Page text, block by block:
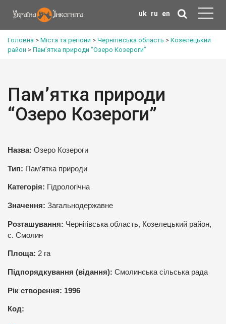
uk ru en
Головна > Міста та регіони > Чернігівська область > Козелецький
район > Пам’ятка природи “Озеро Козероги”
Пам’ятка природи
“Озеро Козероги”
Назва: Озеро Козероги
Тип: Пам’ятка природи
Категорія: Гідрологічна
Значення: Загальнодержавне
Розташування: Чернігівська область, Козелецький район,
с. Смолин
Площа: 2 га
Підпорядкування (відання): Смолинська сільська рада
Рік створення: 1996
Код: